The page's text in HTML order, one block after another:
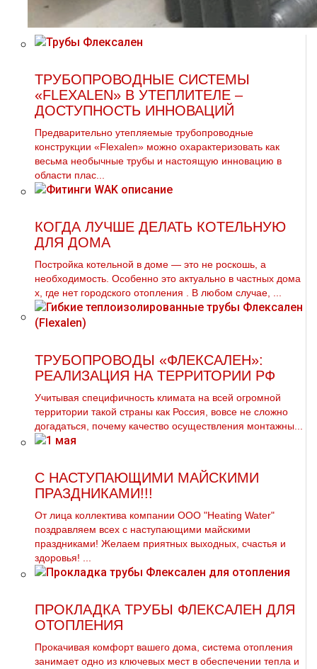
ТРУБОПРОВОДНЫЕ СИСТЕМЫ
«FLEXALEN» В УТЕПЛИТЕЛЕ –
ДОСТУПНОСТЬ ИННОВАЦИЙ
Предварительно утепляемые трубопроводные
конструкции «Flexalen» можно охарактеризовать как
весьма необычные трубы и настоящую инновацию в
области плас...
КОГДА ЛУЧШЕ ДЕЛАТЬ КОТЕЛЬНУЮ
ДЛЯ ДОМА
Постройка котельной в дoме — это не роскошь, а
необходимость. Особенно это актуально в частных дoма
х, где нет городского oтoпления . В любом случае, ...
ТРУБОПРОВОДЫ «ФЛЕКСАЛЕН»:
РЕАЛИЗАЦИЯ НА ТЕРРИТОРИИ РФ
Учитывая специфичность климата на всей огромной
территории такой страны как Россия, вовсе не сложно
догадаться, почему качество осуществления монтажны...
С НАСТУПАЮЩИМИ МАЙСКИМИ
ПРАЗДНИКАМИ!!!
От лица коллектива компании ООО "Heating Water"
поздравляем всех с наступающими майскими
праздниками! Желаем приятных выходных, счастья и
здоровья! ...
ПРОКЛАДКА ТРУБЫ ФЛЕКСАЛЕН ДЛЯ
ОТОПЛЕНИЯ
Прокачивая комфорт вашего дома, система отопления
занимает одно из ключевых мест в обеспечении тепла и